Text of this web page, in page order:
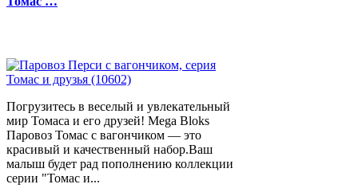
Погрузитесь в веселый и увлекательный
мир Томаса и его друзей! Mega Bloks
Паровоз Томас с вагончиком — это
красивый и качественный набор.Ваш
малыш будет рад пополнению коллекции
серии "Томас и...